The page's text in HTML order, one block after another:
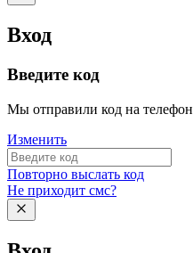
Вход
Введите код
Мы отправили код на телефон
Изменить
Повторно выслать код
Не приходит смс?